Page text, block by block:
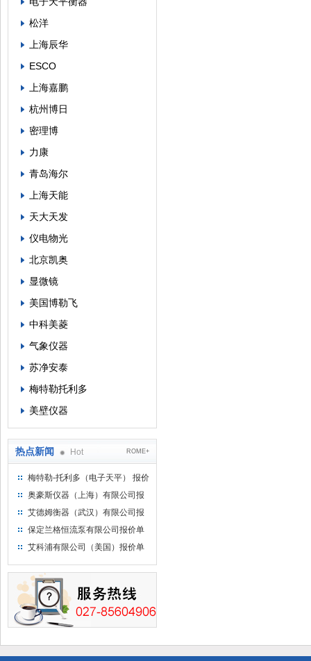
松洋
上海辰华
ESCO
上海嘉鹏
杭州博日
密理博
力康
青岛海尔
上海天能
天大天发
仪电物光
北京凯奥
显微镜
美国博勒飞
中科美菱
气象仪器
苏净安泰
梅特勒托利多
美壁仪器
热点新闻 Hot ROME+
梅特勒-托利多（电子天平） 报价
单
奥豪斯仪器（上海）有限公司报
价单
艾德姆衡器（武汉）有限公司报
价单
保定兰格恒流泵有限公司报价单
艾科浦有限公司（美国）报价单